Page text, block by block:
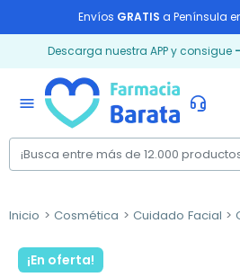
Envíos GRATIS a Península
Descarga nuestra APP y consigue
menu
Inicio Cosmética Cuidado Facial
¡En oferta!